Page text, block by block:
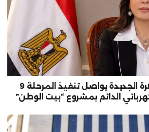
جهاز مدينة القاهرة الجديدة يواصل تنفيذ المرحلة 9
الدائم بمشروع “بيت الوطن”